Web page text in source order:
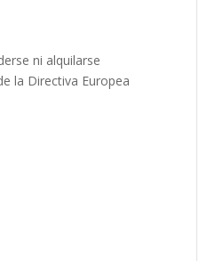
ni alquilarse
la Directiva Europea